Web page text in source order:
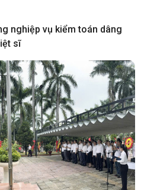
nghiệp vụ kiểm toán dâng
sĩ